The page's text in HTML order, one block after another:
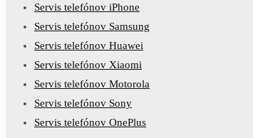
Servis telefónov iPhone
Servis telefónov Samsung
Servis telefónov Huawei
Servis telefónov Xiaomi
Servis telefónov Motorola
Servis telefónov Sony
Servis telefónov OnePlus